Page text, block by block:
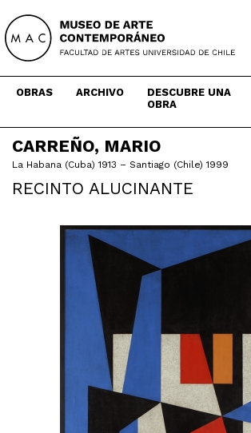
content
OBRAS ARCHIVO
DESCUBRE UNA
OBRA
CARREÑO, MARIO
La Habana (Cuba) 1913 – Santiago (Chile) 1999
RECINTO ALUCINANTE